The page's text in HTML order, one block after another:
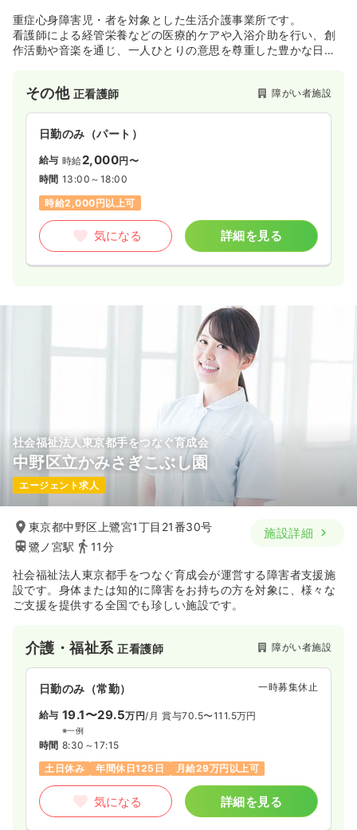
重症心身障害児・者を対象とした生活介護事業所です。
看護師による経管栄養などの医療的ケアや入浴介助を行い、創
作活動や音楽を通じ、一人ひとりの意思を尊重した豊かな日中
その他 正看護師 障がい者施設
日勤のみ（パート）
給与 時給2,000円〜
時間 13:00～18:00
時給2,000円以上可
気になる 詳細を見る
社会福祉法人東京都手をつなぐ育成会
中野区立かみさぎこぶし園
エージェント求人
東京都中野区上鷺宮1丁目21番30号
鷺ノ宮駅
11分
施設詳細
社会福祉法人東京都手をつなぐ育成会が運営する障害者支援施
設です。身体または知的に障害をお持ちの方を対象に、様々な
ご支援を提供する全国でも珍しい施設です。
介護・福祉系正看護師 障がい者施設
日勤のみ（常勤） 一時募集休止
給与 19.1〜29.5万円/月 賞与70.5〜111.5万円
※一例
時間 8:30～17:15
土日休み
年間休日125日 月給29万円以上可
気になる 詳細を見る